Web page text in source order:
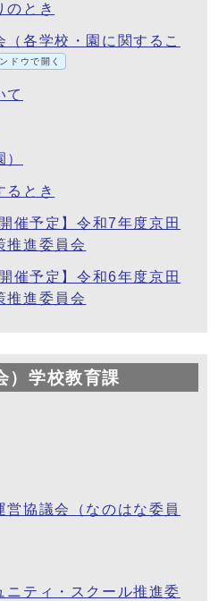
のとき
各学校・園に関するこ
ドウで開く
て
るとき
催予定】令和7年度京田
推進委員会
催予定】令和6年度京田
推進委員会
）学校教育課
営協議会（なのはな委員
ニティ・スクール推進委